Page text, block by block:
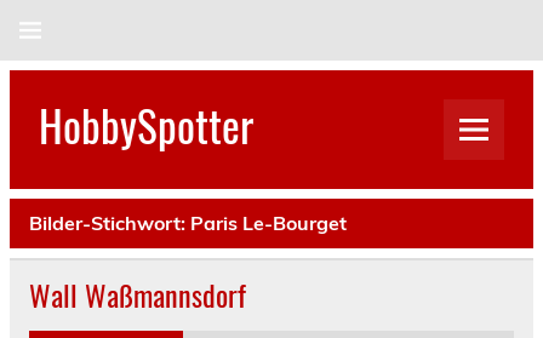
HobbySpotter
Bilder-Stichwort: Paris Le-Bourget
Wall Waßmannsdorf